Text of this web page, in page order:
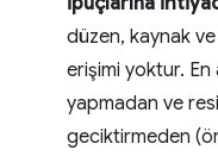
düzen, kaynak
erişimi yoktur. En
yapmadan ve
geciktirmeden